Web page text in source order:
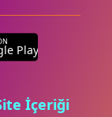
Play
İçeriği